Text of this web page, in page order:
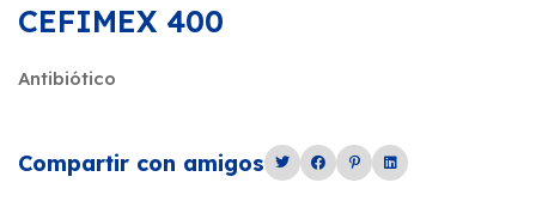
CEFIMEX 400
Antibiótico
Compartir con amigos